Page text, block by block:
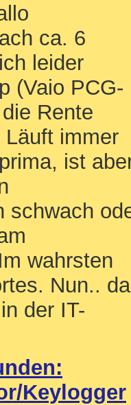
ca. 6
leider
(Vaio PCG-
Rente
immer
ist
schwach
wahrsten
Nun.. da
der IT-
Keylogger